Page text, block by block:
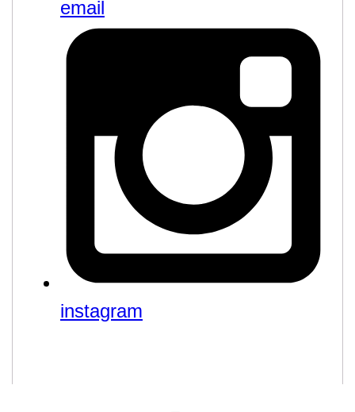
email
instagram